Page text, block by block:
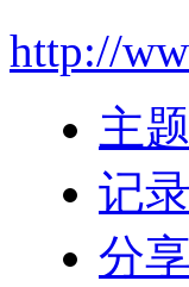
http://
主题
记录
分享